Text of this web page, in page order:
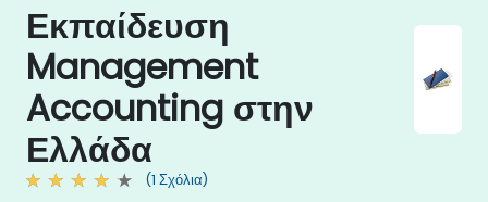
Εκπαίδευση
Management
Accounting στην
Ελλάδα
(1 Σχόλια)